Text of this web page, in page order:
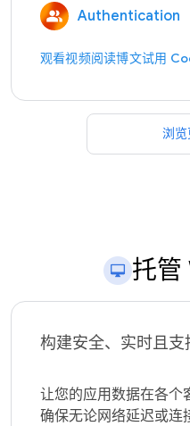
Authentication
观看视频阅读博文试用
浏
托管
构建安全、实时且支
让您的应用数据在各个
确保无论网络延迟或连